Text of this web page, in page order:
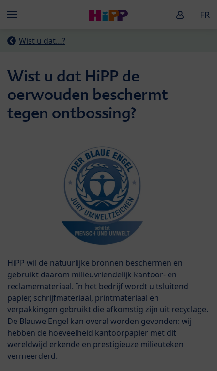
Menü HiPP FR
Wist u dat…?
Wist u dat HiPP de
oerwouden beschermt
tegen ontbossing?
HiPP wil de natuurlijke bronnen beschermen en
gebruikt daarom milieuvriendelijk kantoor- en
reclamemateriaal. In het bedrijf wordt uitsluitend
papier, schrijfmateriaal, printmateriaal en
verpakkingen gebruikt die afkomstig zijn uit recyclage.
De Blauwe Engel kan overal worden gevonden: wij
hebben de hoeveelheid kantoorpapier met dit
wereldwijd erkende en prestigieuze milieuteken
vermeerderd.